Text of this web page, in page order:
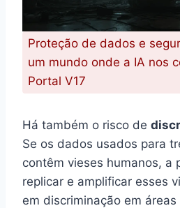
Proteção de dados e
um mundo onde a IA nos
Portal V17
Há também o risco de
Se os dados usados para
contêm vieses humanos, a
replicar e amplificar esses
em discriminação em